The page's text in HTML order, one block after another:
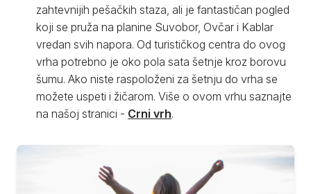
zahtevnijih pešačkih staza, ali je fantastičan pogled
koji se pruža na planine Suvobor, Ovčar i Kablar
vredan svih napora. Od turističkog centra do ovog
vrha potrebno je oko pola sata šetnje kroz borovu
šumu. Ako niste raspoloženi za šetnju do vrha se
možete uspeti i žičarom. Više o ovom vrhu saznajte
na našoj stranici - Crni vrh.